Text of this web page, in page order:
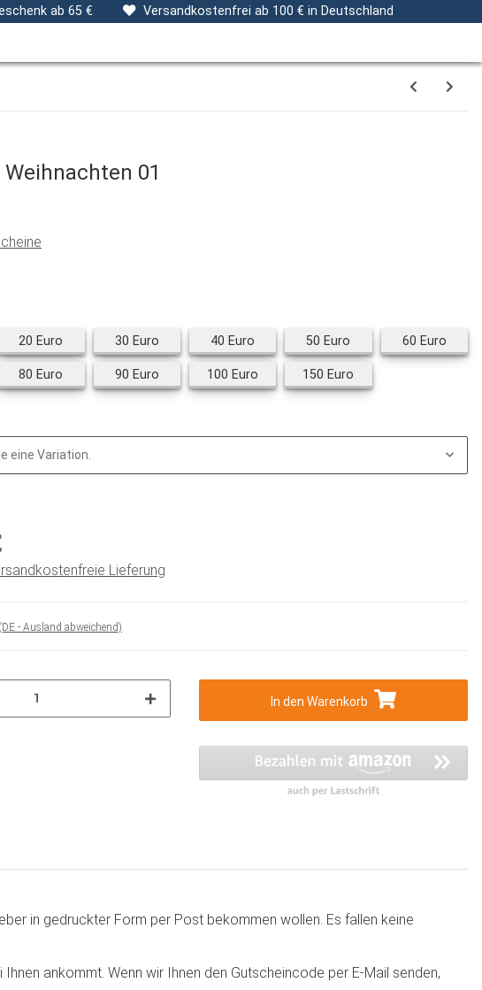
ab 65 € Versandkostenfrei ab 100 € in Deutschland
Stoffe Gutscheine Verpackungsservice
01
20 Euro 30 Euro30 Euro 40 Euro 50 Euro 60 Euro60
80 Euro 90 Euro90 Euro 100 Euro 100 Euro150 Euro
eine Variation.
Lieferung
(DE - Ausland abweichend)
In den Warenkorb
in gedruckter Form per Post bekommen wollen. Es fallen keine
ankommt. Wenn wir Ihnen den Gutscheincode per E-Mail senden,